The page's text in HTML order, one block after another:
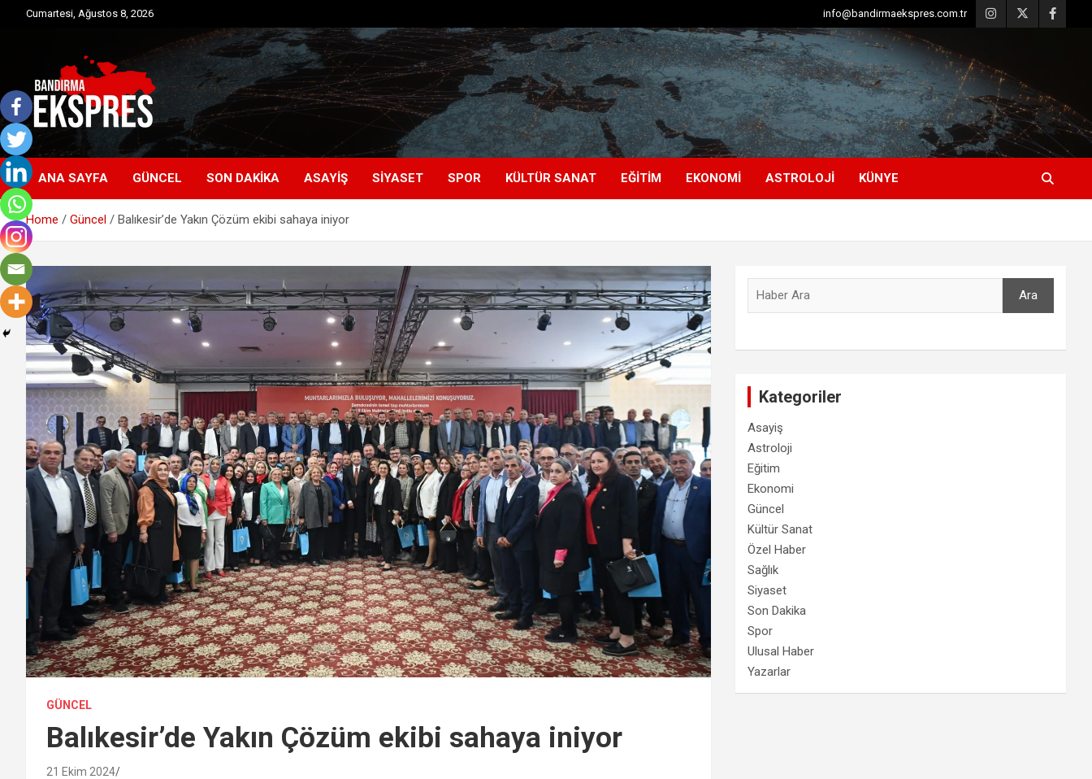
Cumartesi, Ağustos 8, 2026 info@bandirmaekspres.com.tr
Bandırma Ekspres
Bandırma'dan güncel haberler
ANA SAYFA GÜNCEL SON DAKIKA ASAYIŞ SIYASET SPOR KÜLTÜR SANAT EĞITIM EKONOMI ASTROLOJI KÜNYE
Home Güncel Balıkesir’de Yakın Çözüm ekibi sahaya iniyor
GÜNCEL
Balıkesir’de Yakın Çözüm ekibi sahaya iniyor
21 Ekim 2024
Ara
Kategoriler
Asayiş
Astroloji
Eğitim
Ekonomi
Güncel
Kültür Sanat
Özel Haber
Sağlık
Siyaset
Son Dakika
Spor
Ulusal Haber
Yazarlar